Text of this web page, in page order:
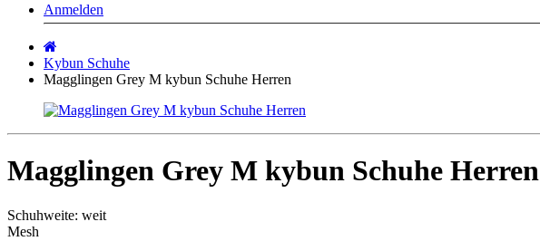
Anmelden
Kybun Schuhe
Magglingen Grey M kybun Schuhe Herren
Magglingen Grey M kybun Schuhe Herren
Schuhweite: weit
Mesh